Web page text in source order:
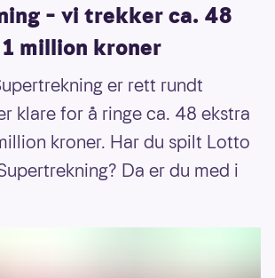
– vi trekker ca. 48
million kroner
er rett rundt
klare for å ringe ca. 48 ekstra
kroner. Har du spilt Lotto
Da er du med i